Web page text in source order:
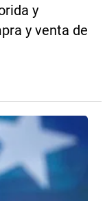
y
y venta de